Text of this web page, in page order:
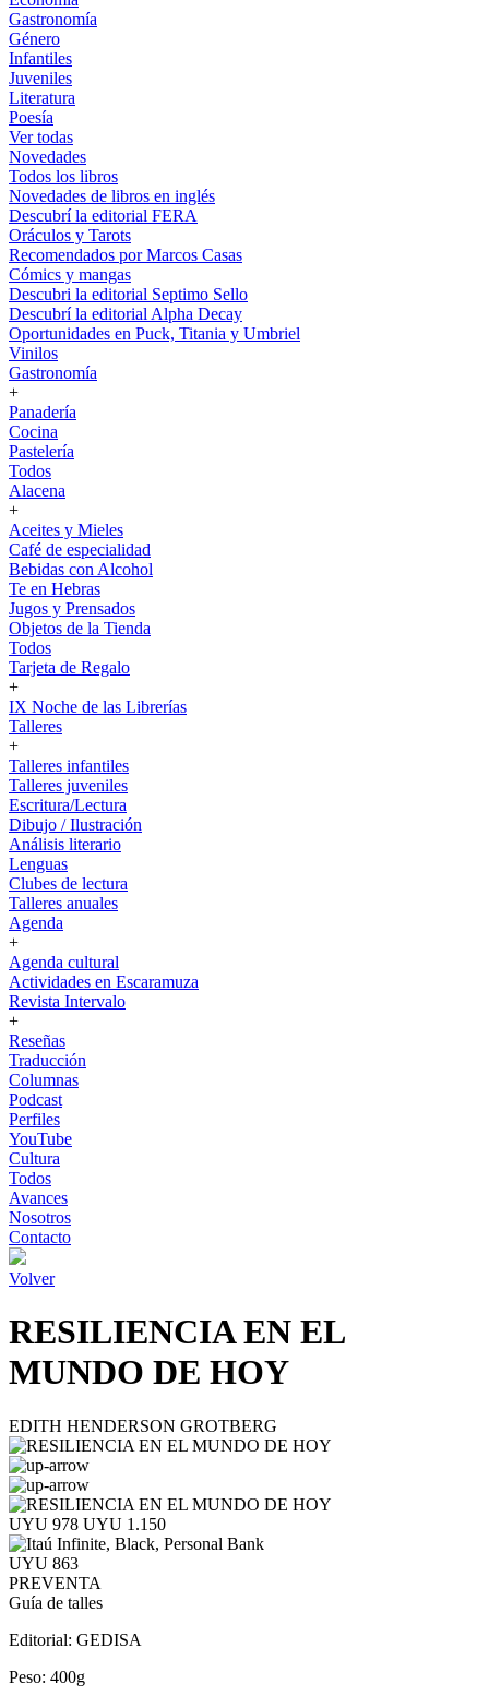
Gastronomía
Género
Infantiles
Juveniles
Literatura
Poesía
Ver todas
Novedades
Todos los libros
Novedades de libros en inglés
Descubrí la editorial FERA
Oráculos y Tarots
Recomendados por Marcos Casas
Cómics y mangas
Descubri la editorial Septimo Sello
Descubrí la editorial Alpha Decay
Oportunidades en Puck, Titania y Umbriel
Vinilos
Gastronomía
+
Panadería
Cocina
Pastelería
Todos
Alacena
+
Aceites y Mieles
Café de especialidad
Bebidas con Alcohol
Te en Hebras
Jugos y Prensados
Objetos de la Tienda
Todos
Tarjeta de Regalo
+
IX Noche de las Librerías
Talleres
+
Talleres infantiles
Talleres juveniles
Escritura/Lectura
Dibujo / Ilustración
Análisis literario
Lenguas
Clubes de lectura
Talleres anuales
Agenda
+
Agenda cultural
Actividades en Escaramuza
Revista Intervalo
+
Reseñas
Traducción
Columnas
Podcast
Perfiles
YouTube
Cultura
Todos
Avances
Nosotros
Contacto
Volver
RESILIENCIA EN EL
MUNDO DE HOY
EDITH HENDERSON GROTBERG
UYU 978 UYU 1.150
UYU 863
PREVENTA
Guía de talles
Editorial: GEDISA
Peso: 400g